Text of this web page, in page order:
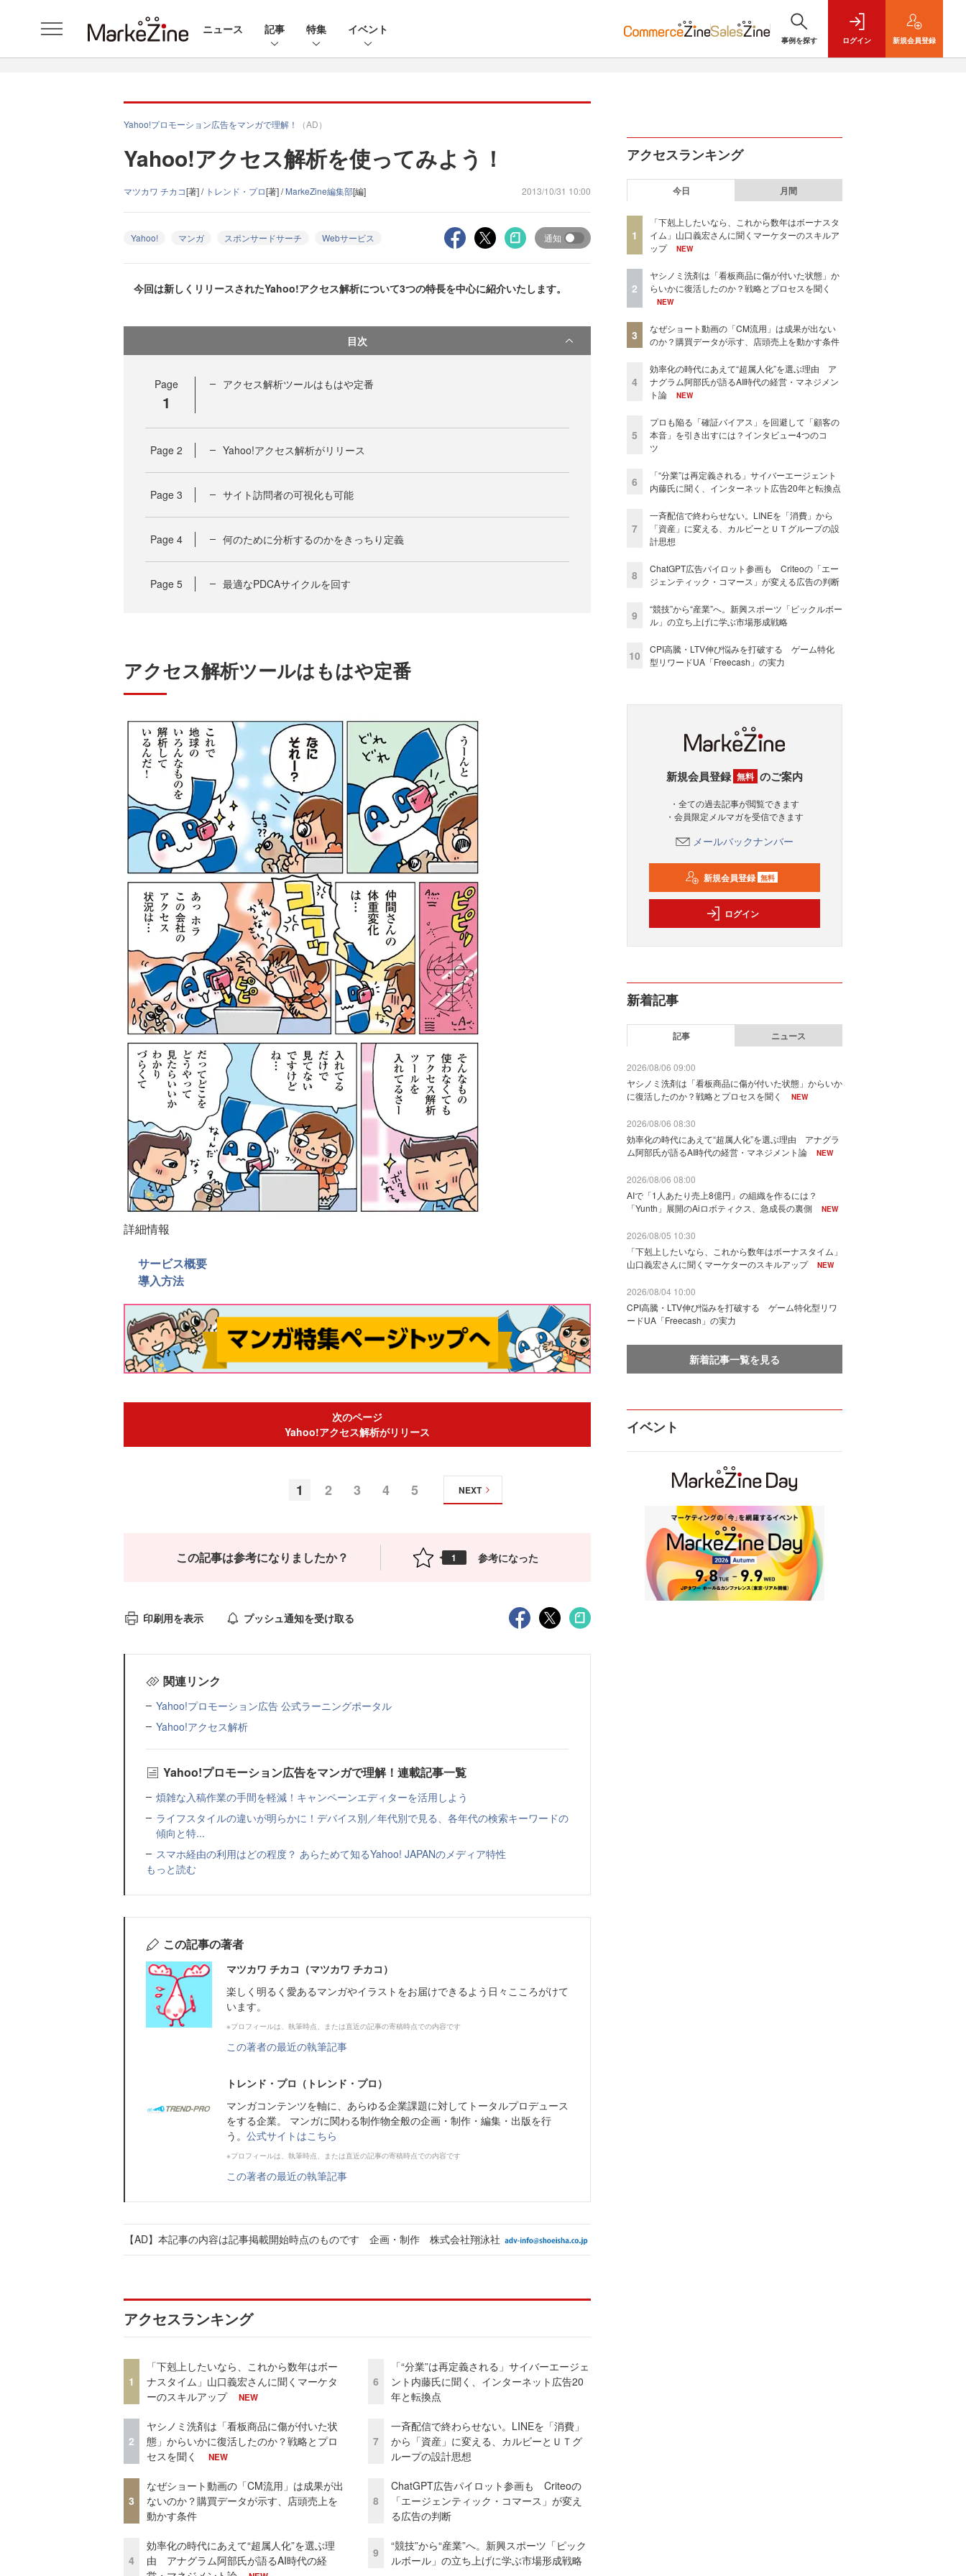
ニュース 記事 特集 イベント
事例を探す ログイン 新規会員登録
Yahoo!プロモーション広告をマンガで理解！ （AD）
Yahoo!アクセス解析を使ってみよう！
マツカワ チカコ[著] / トレンド・プロ[著] /MarkeZine編集部[編] 2013/10/31 10:00
Yahoo! マンガ スポンサードサーチ Webサービス 通知
今回は新しくリリースされたYahoo!アクセス解析について3つの特長を中心に紹介いたします。
目次
Page
1
アクセス解析ツールはもはや定番
Page 2 Yahoo!アクセス解析がリリース
Page 3 サイト訪問者の可視化も可能
Page 4 何のために分析するのかをきっちり定義
Page 5 最適なPDCAサイクルを回す
アクセス解析ツールはもはや定番
詳細情報
サービス概要
導入方法
次のページ
Yahoo!アクセス解析がリリース
1 2 3 4 5 NEXT
この記事は参考になりましたか？ 1 参考になった
印刷用を表示 プッシュ通知を受け取る
関連リンク
Yahoo!プロモーション広告 公式ラーニングポータル
Yahoo!アクセス解析
Yahoo!プロモーション広告をマンガで理解！連載記事一覧
煩雑な入稿作業の手間を軽減！キャンペーンエディターを活用しよう
ライフスタイルの違いが明らかに！デバイス別／年代別で見る、各年代の検索キーワードの
傾向と特...
スマホ経由の利用はどの程度？ あらためて知るYahoo! JAPANのメディア特性
もっと読む
この記事の著者
マツカワ チカコ（マツカワ チカコ）
楽しく明るく愛あるマンガやイラストをお届けできるよう日々こころがけて
います。
※プロフィールは、執筆時点、または直近の記事の寄稿時点での内容です
この著者の最近の執筆記事
トレンド・プロ（トレンド・プロ）
マンガコンテンツを軸に、あらゆる企業課題に対してトータルプロデュース
をする企業。 マンガに関わる制作物全般の企画・制作・編集・出版を行
う。 公式サイトはこちら
※プロフィールは、執筆時点、または直近の記事の寄稿時点での内容です
この著者の最近の執筆記事
【AD】本記事の内容は記事掲載開始時点のものです 企画・制作 株式会社翔泳社
アクセスランキング
1
「下剋上したいなら、これから数年はボー
ナスタイム」山口義宏さんに聞くマーケタ
ーのスキルアップ
NEW
2
ヤシノミ洗剤は「看板商品に傷が付いた状
態」からいかに復活したのか？戦略とプロ
セスを聞く
NEW
3
なぜショート動画の「CM流用」は成果が出
ないのか？購買データが示す、店頭売上を
動かす条件
4
効率化の時代にあえて“超属人化”を選ぶ理
由 アナグラム阿部氏が語るAI時代の経
6
「“分業”は再定義される」サイバーエージェ
ント内藤氏に聞く、インターネット広告20
年と転換点
7
一斉配信で終わらせない。LINEを「消費」
から「資産」に変える、カルビーとＵＴグ
ループの設計思想
8
ChatGPT広告パイロット参画も Criteoの
「エージェンティック・コマース」が変え
る広告の判断
9
“競技”から“産業”へ。新興スポーツ「ピック
ルボール」の立ち上げに学ぶ市場形成戦略
アクセスランキング
今日 月間
1
「下剋上したいなら、これから数年はボーナスタ
イム」山口義宏さんに聞くマーケターのスキルア
ップ
NEW
2
ヤシノミ洗剤は「看板商品に傷が付いた状態」か
らいかに復活したのか？戦略とプロセスを聞く
NEW
3
なぜショート動画の「CM流用」は成果が出ない
のか？購買データが示す、店頭売上を動かす条件
4
効率化の時代にあえて“超属人化”を選ぶ理由 ア
ナグラム阿部氏が語るAI時代の経営・マネジメン
ト論
NEW
5
プロも陥る「確証バイアス」を回避して「顧客の
本音」を引き出すには？インタビュー4つのコ
ツ
6
「“分業”は再定義される」サイバーエージェント
内藤氏に聞く、インターネット広告20年と転換点
7
一斉配信で終わらせない。LINEを「消費」から
「資産」に変える、カルビーとＵＴグループの設
計思想
8
ChatGPT広告パイロット参画も Criteoの「エー
ジェンティック・コマース」が変える広告の判断
9
“競技”から“産業”へ。新興スポーツ「ピックルボー
ル」の立ち上げに学ぶ市場形成戦略
10
CPI高騰・LTV伸び悩みを打破する ゲーム特化
型リワードUA「Freecash」の実力
新規会員登録 無料 のご案内
・全ての過去記事が閲覧できます
・会員限定メルマガを受信できます
メールバックナンバー
新規会員登録 無料
ログイン
新着記事
記事 ニュース
2026/08/06 09:00
ヤシノミ洗剤は「看板商品に傷が付いた状態」からいか
に復活したのか？戦略とプロセスを聞く
NEW
2026/08/06 08:30
効率化の時代にあえて“超属人化”を選ぶ理由 アナグラ
ム阿部氏が語るAI時代の経営・マネジメント論
NEW
2026/08/06 08:00
AIで「1人あたり売上8億円」の組織を作るには？
「Yunth」展開のAiロボティクス、急成長の裏側
NEW
2026/08/05 10:30
「下剋上したいなら、これから数年はボーナスタイム」
山口義宏さんに聞くマーケターのスキルアップ
NEW
2026/08/04 10:00
CPI高騰・LTV伸び悩みを打破する ゲーム特化型リワ
ードUA「Freecash」の実力
新着記事一覧を見る
イベント